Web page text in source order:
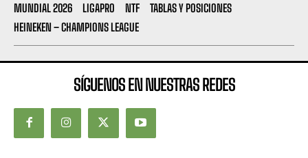
MUNDIAL 2026 LIGAPRO NTF
TABLAS Y POSICIONES
HEINEKEN – CHAMPIONS LEAGUE
SÍGUENOS EN NUESTRAS REDES